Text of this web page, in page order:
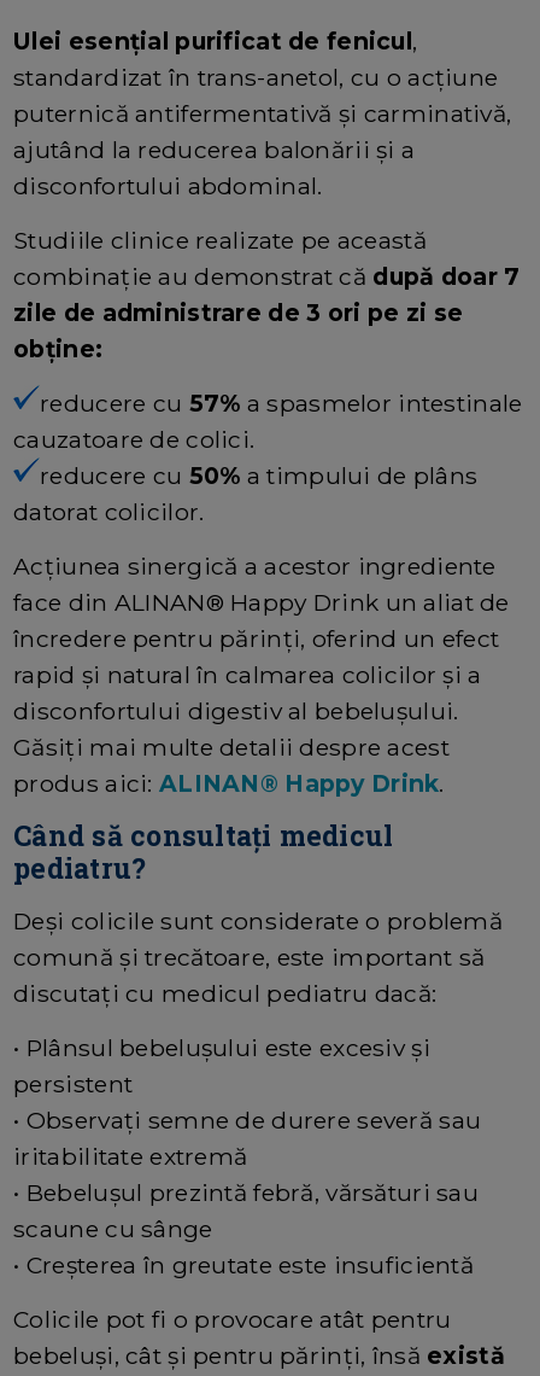
Ulei esențial purificat de fenicul,
standardizat în trans-anetol, cu o acțiune
puternică antifermentativă și carminativă,
ajutând la reducerea balonării și a
disconfortului abdominal.
Studiile clinice realizate pe această
combinație au demonstrat că după doar 7
zile de administrare de 3 ori pe zi se
obține:
reducere cu 57% a spasmelor intestinale
cauzatoare de colici.
reducere cu 50% a timpului de plâns
datorat colicilor.
Acțiunea sinergică a acestor ingrediente
face din ALINAN® Happy Drink un aliat de
încredere pentru părinți, oferind un efect
rapid și natural în calmarea colicilor și a
disconfortului digestiv al bebelușului.
Găsiți mai multe detalii despre acest
produs aici: ALINAN® Happy Drink.
Când să consultați medicul
pediatru?
Deși colicile sunt considerate o problemă
comună și trecătoare, este important să
discutați cu medicul pediatru dacă:
• Plânsul bebelușului este excesiv și
persistent
• Observați semne de durere severă sau
iritabilitate extremă
• Bebelușul prezintă febră, vărsături sau
scaune cu sânge
• Creșterea în greutate este insuficientă
Colicile pot fi o provocare atât pentru
bebeluși, cât și pentru părinți, însă există